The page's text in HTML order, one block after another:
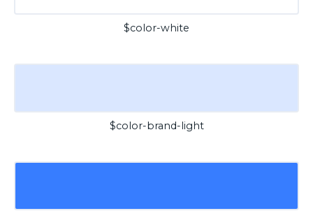
$color-white
$color-brand-light